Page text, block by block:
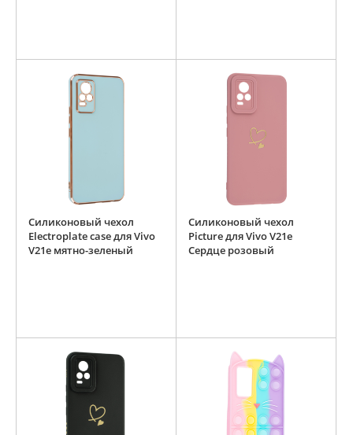
Силиконовый чехол
Electroplate case для Vivo
V21e мятно-зеленый
Силиконовый чехол
Picture для Vivo V21e
Сердце розовый